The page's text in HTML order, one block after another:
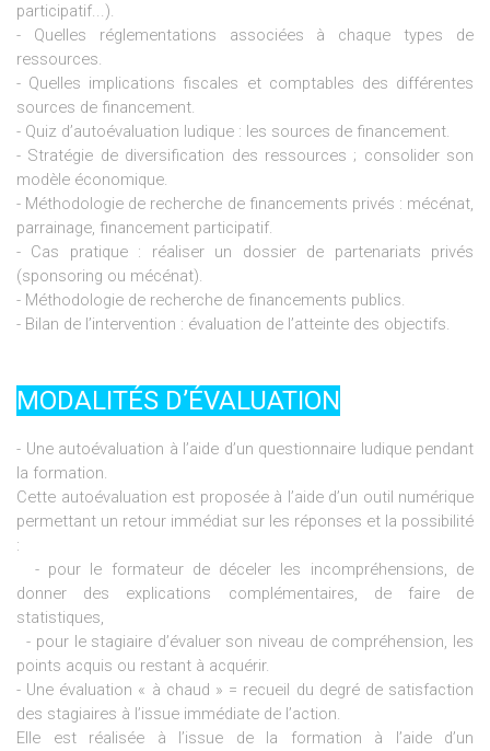
participatif...).
- Quelles réglementations associées à chaque types de
ressources.
- Quelles implications fiscales et comptables des différentes
sources de financement.
- Quiz d’autoévaluation ludique : les sources de financement.
- Stratégie de diversification des ressources ; consolider son
modèle économique.
- Méthodologie de recherche de financements privés : mécénat,
parrainage, financement participatif.
- Cas pratique : réaliser un dossier de partenariats privés
(sponsoring ou mécénat).
- Méthodologie de recherche de financements publics.
- Bilan de l’intervention : évaluation de l’atteinte des objectifs.
MODALITÉS D’ÉVALUATION
- Une autoévaluation à l’aide d’un questionnaire ludique pendant
la formation.
Cette autoévaluation est proposée à l’aide d’un outil numérique
permettant un retour immédiat sur les réponses et la possibilité
:
- pour le formateur de déceler les incompréhensions, de
donner des explications complémentaires, de faire de
statistiques,
- pour le stagiaire d’évaluer son niveau de compréhension, les
points acquis ou restant à acquérir.
- Une évaluation « à chaud » = recueil du degré de satisfaction
des stagiaires à l’issue immédiate de l’action.
Elle est réalisée à l’issue de la formation à l’aide d’un